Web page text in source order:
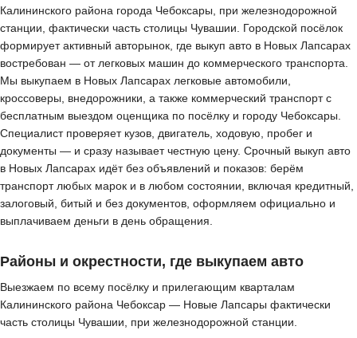
Калининского района города Чебоксары, при железнодорожной
станции, фактически часть столицы Чувашии. Городской посёлок
формирует активный авторынок, где выкуп авто в Новых Лапсарах
востребован — от легковых машин до коммерческого транспорта.
Мы выкупаем в Новых Лапсарах легковые автомобили,
кроссоверы, внедорожники, а также коммерческий транспорт с
бесплатным выездом оценщика по посёлку и городу Чебоксары.
Специалист проверяет кузов, двигатель, ходовую, пробег и
документы — и сразу называет честную цену. Срочный выкуп авто
в Новых Лапсарах идёт без объявлений и показов: берём
транспорт любых марок и в любом состоянии, включая кредитный,
залоговый, битый и без документов, оформляем официально и
выплачиваем деньги в день обращения.
Районы и окрестности, где выкупаем авто
Выезжаем по всему посёлку и прилегающим кварталам
Калининского района Чебоксар — Новые Лапсары фактически
часть столицы Чувашии, при железнодорожной станции.